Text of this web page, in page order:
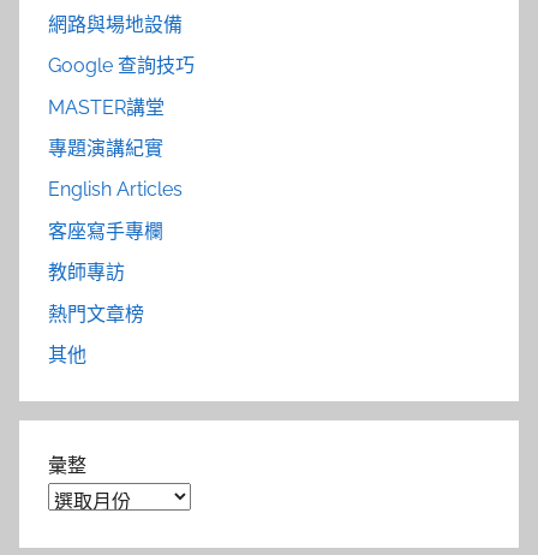
網路與場地設備
Google 查詢技巧
MASTER講堂
專題演講紀實
English Articles
客座寫手專欄
教師專訪
熱門文章榜
其他
彙整